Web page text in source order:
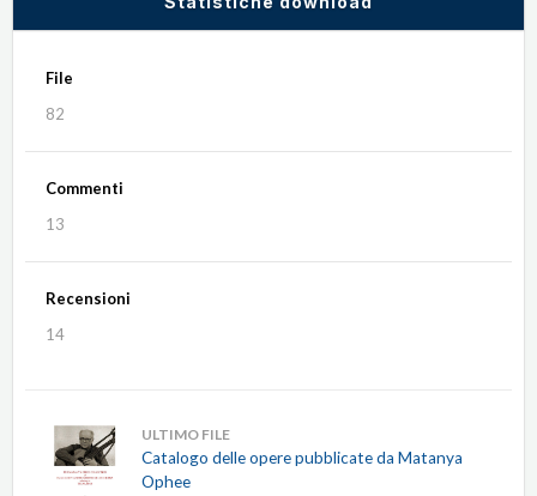
File
82
Commenti
13
Recensioni
14
ULTIMO FILE
Catalogo delle opere pubblicate da Matanya
Ophee